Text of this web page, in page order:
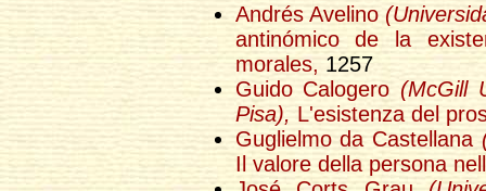
Andrés Avelino
antinómico de la
morales, 1257
Guido Calogero (McGill
Pisa), L'esistenza del
Guglielmo da Castellana
Il valore della persona